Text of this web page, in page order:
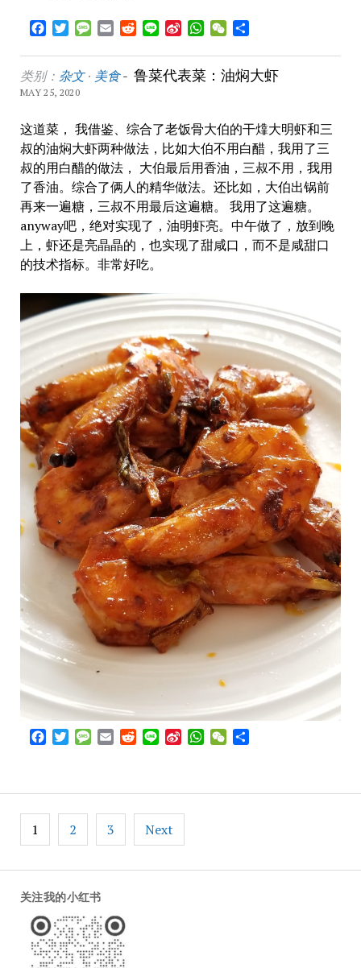
Facebook
TwitterMessageEmailRedditLine Sina WhatsApp
WeChat
类别： 杂文· 美食- 鲁菜代表菜：油焖大虾
MAY 25, 2020
这道菜， 我借鉴、综合了老饭骨大伯的干㸆大明虾和三
叔的油焖大虾两种做法，比如大伯不用白醋，我用了三
叔的用白醋的做法， 大伯最后用香油，三叔不用，我用
了香油。综合了俩人的精华做法。还比如，大伯出锅前
再来一遍糖，三叔不用最后这遍糖。 我用了这遍糖。
anyway吧，绝对实现了，油明虾亮。中午做了，放到晚
上，虾还是亮晶晶的，也实现了甜咸口，而不是咸甜口
的技术指标。非常好吃。
Facebook
TwitterMessageEmailRedditLine Sina WhatsApp
WeChat
Posts
pagination
1 2 3 Next
关注我的小红书